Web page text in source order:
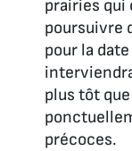
prairies qui
poursuivre
pour la
plus tôt
précoces.